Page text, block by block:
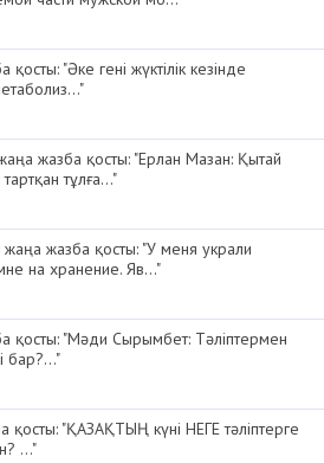
"Әке гені жүктілік кезінде
жазба қосты: "Ерлан Мазан: Қытай
тұлға..."
жаңа жазба қосты: "У меня украли
на хранение. Яв..."
қосты: "Мәди Сырымбет: Тәліптермен
бар?..."
қосты: "ҚАЗАҚТЫҢ күні НЕГЕ тәліптерге
..."